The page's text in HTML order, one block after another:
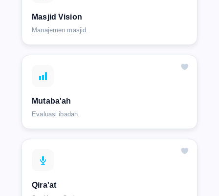
Masjid Vision
Manajemen masjid.
Mutaba'ah
Evaluasi ibadah.
Qira'at